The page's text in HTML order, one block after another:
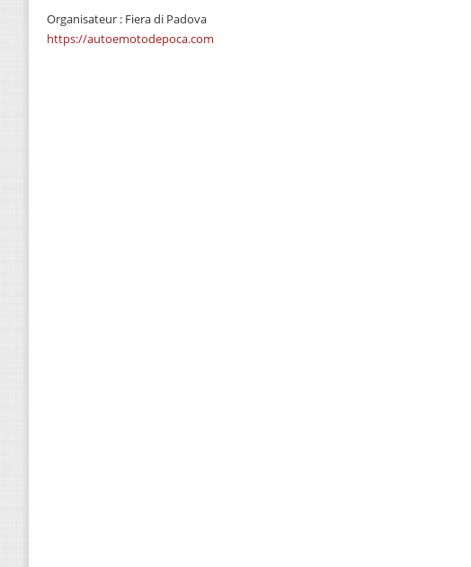
Organisateur : Fiera di Padova
https://autoemotodepoca.com